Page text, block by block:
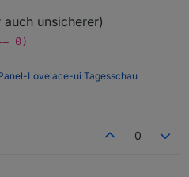
unsicherer)
0)
Lovelace-ui Tagesschau
0